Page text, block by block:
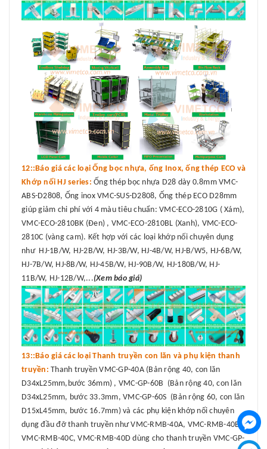
12::Báo giá các loại Ống bọc nhựa, ống Inox, ống thép ECO và
Khớp nối HJ series: Ống thép bọc nhựa D28 dày 0.8mm VMC-
ABS-D2808, Ống inox VMC-SUS-D2808, Ống thép ECO D28mm
giúp giảm chi phí với 4 màu tiêu chuẩn: VMC-ECO-2810G ( Xám),
VMC-ECO-2810BK (Đen) , VMC-ECO-2810BL (Xanh), VMC-ECO-
2810C (vàng cam). Kết hợp với các loại khớp nối chuyên dụng
như HJ-1B/W, HJ-2B/W, HJ-3B/W, HJ-4B/W, HJ-B/W5, HJ-6B/W,
HJ-7B/W, HJ-8B/W, HJ-45B/W, HJ-90B/W, HJ-180B/W, HJ-
11B/W, HJ-12B/W,...(Xem báo giá)
13::Báo giá các loại Thanh truyền con lăn và phụ kiện thanh
truyền: Thanh truyền VMC-GP-40A (Bản rộng 40, con lăn
D34xL25mm,bước 36mm) , VMC-GP-60B (Bản rộng 40, con lăn
D34xL25mm, bước 33.3mm, VMC-GP-60S (Bản rộng 60, con lăn
D15xL45mm, bước 16.7mm) và các phụ kiện khớp nối chuyên
dụng đầu đỡ thanh truyền như VMC-RMB-40A, VMC-RMB-40B,
VMC-RMB-40C, VMC-RMB-40D dùng cho thanh truyền VMC-GP-